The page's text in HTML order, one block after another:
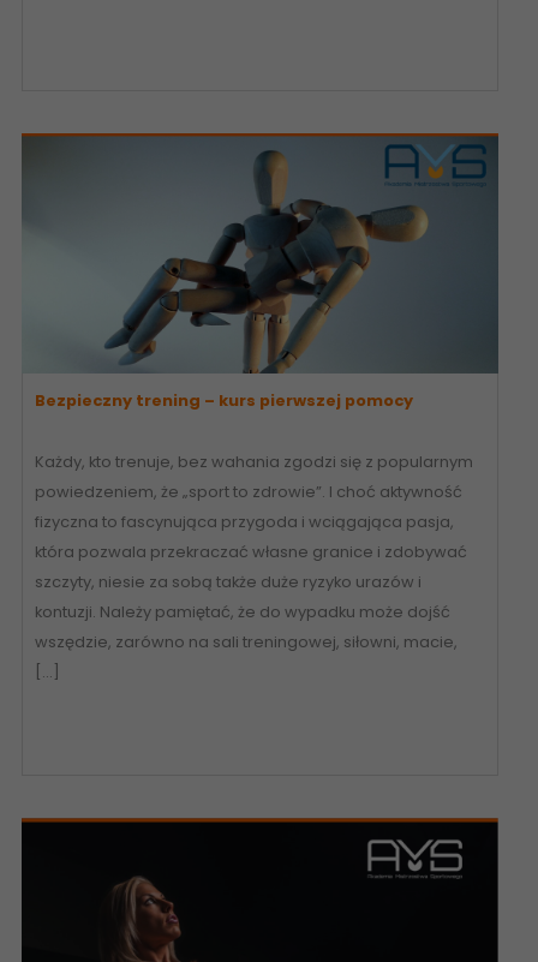
Bezpieczny trening – kurs pierwszej pomocy
Każdy, kto trenuje, bez wahania zgodzi się z popularnym
powiedzeniem, że „sport to zdrowie”. I choć aktywność
fizyczna to fascynująca przygoda i wciągająca pasja,
która pozwala przekraczać własne granice i zdobywać
szczyty, niesie za sobą także duże ryzyko urazów i
kontuzji. Należy pamiętać, że do wypadku może dojść
wszędzie, zarówno na sali treningowej, siłowni, macie,
[…]